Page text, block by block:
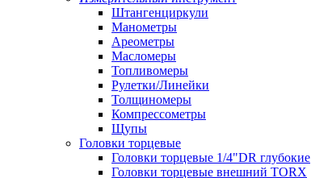
Штангенциркули
Манометры
Ареометры
Масломеры
Топливомеры
Рулетки/Линейки
Толщиномеры
Компрессометры
Щупы
Головки торцевые
Головки торцевые 1/4"DR глубокие
Головки торцевые внешний TORX